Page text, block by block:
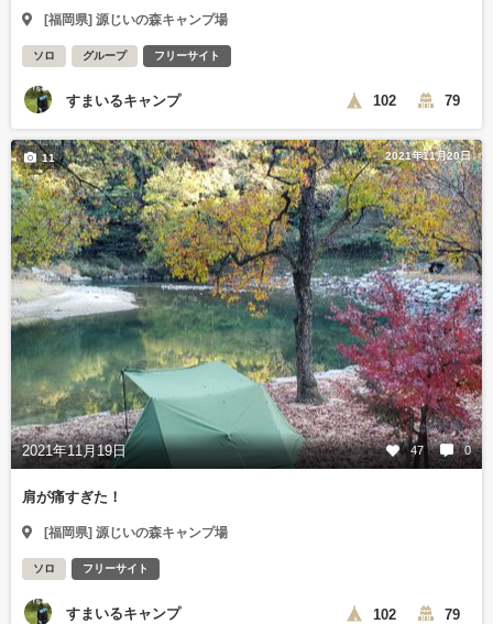
[福岡県] 源じいの森キャンプ場
ソロ グループ フリーサイト
すまいるキャンプ 102 79
2021年11月20日
2021年11月19日 47 0
11
肩が痛すぎた！
[福岡県] 源じいの森キャンプ場
ソロ フリーサイト
すまいるキャンプ 102 79